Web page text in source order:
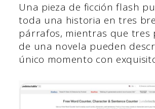
Una pieza de ficción flash
toda una historia en tres
párrafos, mientras que tres
de una novela pueden
único momento con